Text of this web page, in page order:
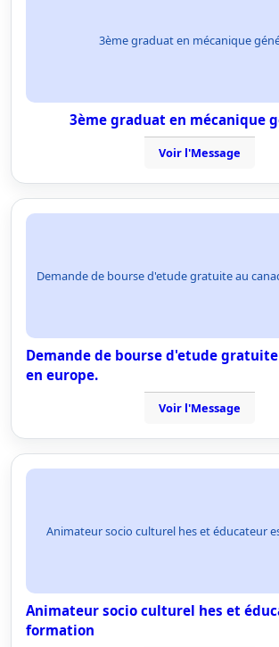
3ème graduat en mécanique
3ème graduat en mécanique
Voir l'Message
Demande de bourse d'etude gratuite au
Demande de bourse d'etude
en europe.
Voir l'Message
Animateur socio culturel hes et éducateur
Animateur socio culturel hes et
formation